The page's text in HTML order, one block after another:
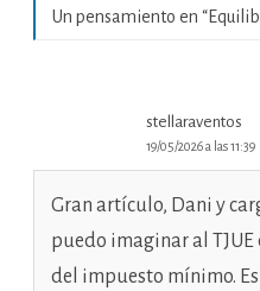
Un pensamiento en “
stellaraventos
19/05/2026 a las 11:39
Gran artículo, Dani y
puedo imaginar al
del impuesto mínimo.